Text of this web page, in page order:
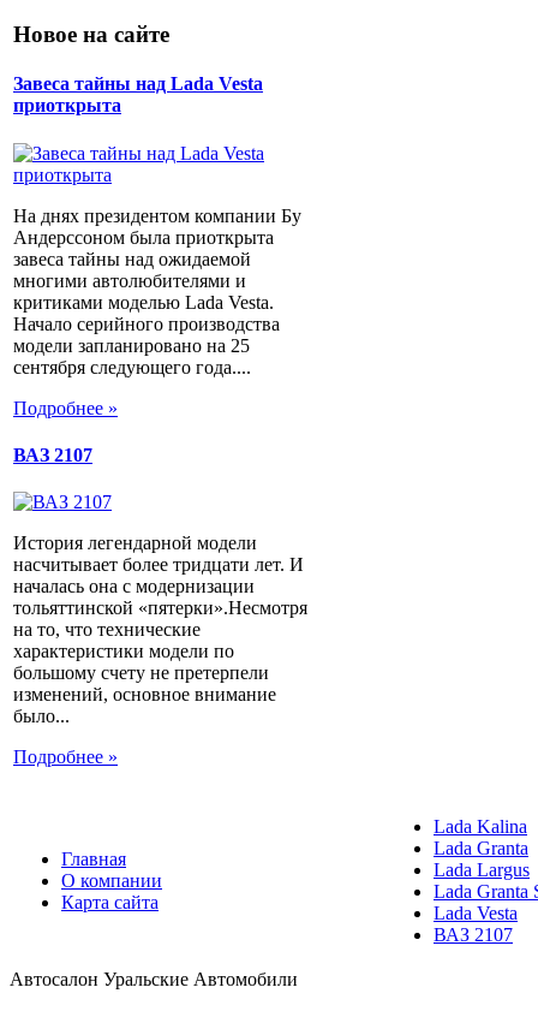
Новое на сайте
Завеса тайны над Lada Vesta
приоткрыта
На днях президентом компании Бу
Андерссоном была приоткрыта
завеса тайны над ожидаемой
многими автолюбителями и
критиками моделью Lada Vesta.
Начало серийного производства
модели запланировано на 25
сентября следующего года....
Подробнее »
ВАЗ 2107
История легендарной модели
насчитывает более тридцати лет. И
началась она с модернизации
тольяттинской «пятерки».Несмотря
на то, что технические
характеристики модели по
большому счету не претерпели
изменений, основное внимание
было...
Подробнее »
Главная
О компании
Карта сайта
Lada Kalina
Lada Granta
Lada Largus
Lada Granta
Lada Vesta
ВАЗ 2107
Автосалон Уральские Автомобили